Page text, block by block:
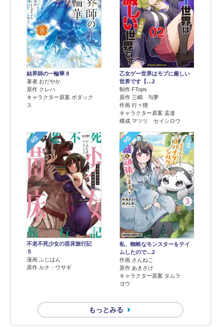
結界師の一輪華 8
著者 おだやか
原作 クレハ
キャラクター原案 ボダック
ス
乙女ゲー世界はモブに厳しい
世界です【…2
制作 FTops
原作 三嶋 与夢
作画 行々狸
キャラクター原案 孟達
構成 マツリ セイシロウ
4位
不老不死少女の苗床旅行記
５
漫画 ふじはん
原作 ルナ・ウサギ
5位
私、蜘蛛なモンスターをテイ
ムしたので…2
作画 さんねこ
原作 あきさけ
キャラクター原案 タムラ
ヨウ
もっとみる